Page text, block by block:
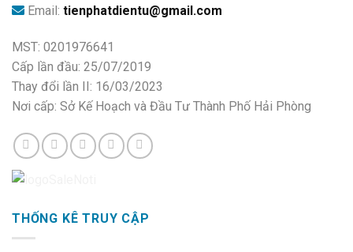
Email: tienphatdientu@gmail.com
MST: 0201976641
Cấp lần đầu: 25/07/2019
Thay đổi lần II: 16/03/2023
Nơi cấp: Sở Kế Hoạch và Đầu Tư Thành Phố Hải Phòng
THỐNG KÊ TRUY CẬP